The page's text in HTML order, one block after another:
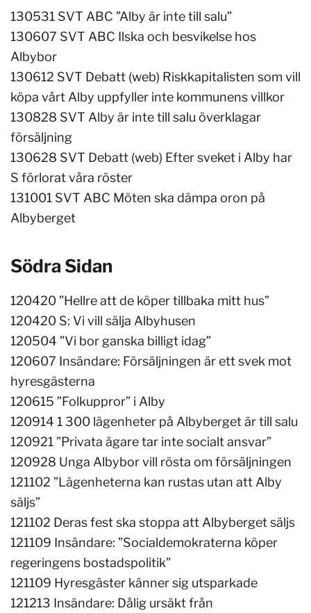
130531 SVT ABC ”Alby är inte till salu”
130607 SVT ABC Ilska och besvikelse hos
Albybor
130612 SVT Debatt (web) Riskkapitalisten som vill
köpa vårt Alby uppfyller inte kommunens villkor
130828 SVT Alby är inte till salu överklagar
försäljning
130628 SVT Debatt (web) Efter sveket i Alby har
S förlorat våra röster
131001 SVT ABC Möten ska dämpa oron på
Albyberget
Södra Sidan
120420 ”Hellre att de köper tillbaka mitt hus”
120420 S: Vi vill sälja Albyhusen
120504 ”Vi bor ganska billigt idag”
120607 Insändare: Försäljningen är ett svek mot
hyresgästerna
120615 ”Folkuppror” i Alby
120914 1 300 lägenheter på Albyberget är till salu
120921 ”Privata ägare tar inte socialt ansvar”
120928 Unga Albybor vill rösta om försäljningen
121102 ”Lägenheterna kan rustas utan att Alby
säljs”
121102 Deras fest ska stoppa att Albyberget säljs
121109 Insändare: ”Socialdemokraterna köper
regeringens bostadspolitik”
121109 Hyresgäster känner sig utsparkade
121213 Insändare: Dålig ursäkt från